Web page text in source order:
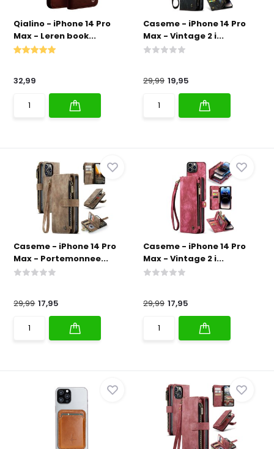
Qialino - iPhone 14 Pro
Max - Leren book...
32,99
Caseme - iPhone 14 Pro
Max - Vintage 2 i...
29,99 19,95
Caseme - iPhone 14 Pro
Max - Portemonnee...
29,99 17,95
Caseme - iPhone 14 Pro
Max - Vintage 2 i...
29,99 17,95